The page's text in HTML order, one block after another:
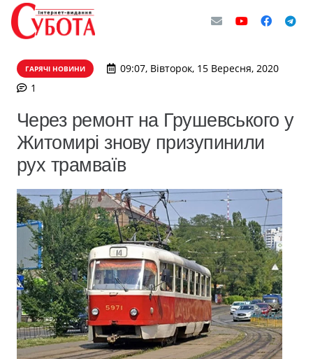
ГАРЯЧІ НОВИНИ
09:07, Вівторок, 15 Вересня, 2020
1
​Через ремонт на Грушевського у
Житомирі знову призупинили
рух трамваїв